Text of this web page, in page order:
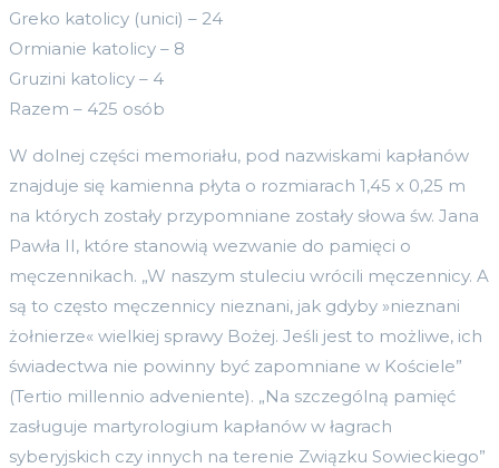
Greko katolicy (unici) – 24
Ormianie katolicy – 8
Gruzini katolicy – 4
Razem – 425 osób
W dolnej części memoriału, pod nazwiskami kapłanów
znajduje się kamienna płyta o rozmiarach 1,45 x 0,25 m
na których zostały przypomniane zostały słowa św. Jana
Pawła II, które stanowią wezwanie do pamięci o
męczennikach. „W naszym stuleciu wrócili męczennicy. A
są to często męczennicy nieznani, jak gdyby »nieznani
żołnierze« wielkiej sprawy Bożej. Jeśli jest to możliwe, ich
świadectwa nie powinny być zapomniane w Kościele”
(Tertio millennio adveniente). „Na szczególną pamięć
zasługuje martyrologium kapłanów w łagrach
syberyjskich czy innych na terenie Związku Sowieckiego”